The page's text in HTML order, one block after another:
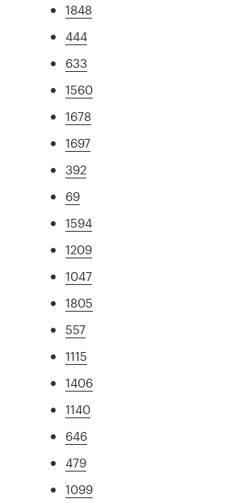
1848
444
633
1560
1678
1697
392
69
1594
1209
1047
1805
557
1115
1406
1140
646
479
1099